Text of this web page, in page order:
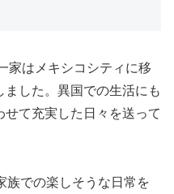
家はメキシコシティに移
した。異国での生活にも
て充実した日々を送って
族での楽しそうな日常を